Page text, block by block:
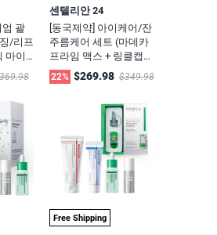
엄 괄
/리프
마이
토너
리버
얼 화
센텔리안 24
[동국제약] 아이케어/잔
주름케어 세트 (마데카
프라임 맥스 + 링클캡처
스틱 + PDRN 아이크림 +
PDRN 아이패치 6매)
22% $269.98 $349.98
Free Shipping